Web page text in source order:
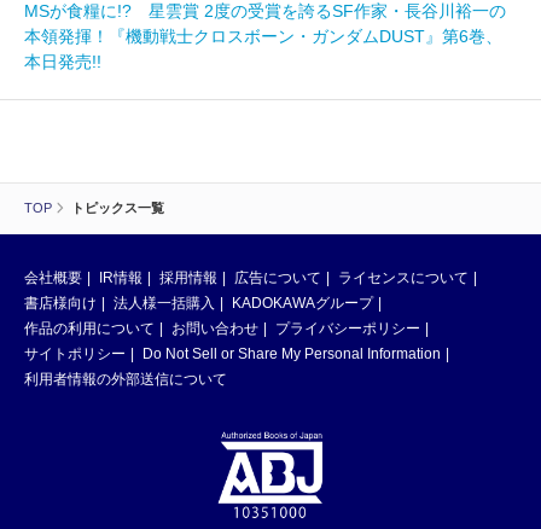
TOP トピックス一覧
MSが食糧に!? 星雲賞 2度の受賞を誇るSF作家・長谷川裕一の
本領発揮！『機動戦士クロスボーン・ガンダムDUST』第6巻、
本日発売!!
会社概要 IR情報 採用情報 広告について
ライセンスについて
書店様向け
法人様一括購入
KADOKAWAグループ
作品の利用について
お問い合わせ
プライバシーポリシー
サイトポリシー
Do Not Sell or Share My Personal Information
利用者情報の外部送信について